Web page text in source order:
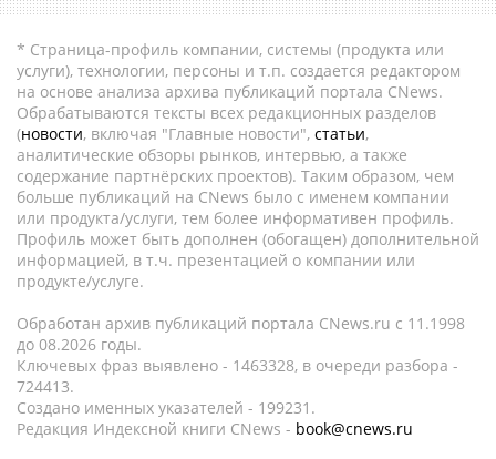
* Страница-профиль компании, системы (продукта или
услуги), технологии, персоны и т.п. создается редактором
на основе анализа архива публикаций портала CNews.
Обрабатываются тексты всех редакционных разделов
(новости, включая "Главные новости", статьи,
аналитические обзоры рынков, интервью, а также
содержание партнёрских проектов). Таким образом, чем
больше публикаций на CNews было с именем компании
или продукта/услуги, тем более информативен профиль.
Профиль может быть дополнен (обогащен) дополнительной
информацией, в т.ч. презентацией о компании или
продукте/услуге.
Обработан архив публикаций портала CNews.ru c 11.1998
до 08.2026 годы.
Ключевых фраз выявлено - 1463328, в очереди разбора -
724413.
Создано именных указателей - 199231.
Редакция Индексной книги CNews - book@cnews.ru